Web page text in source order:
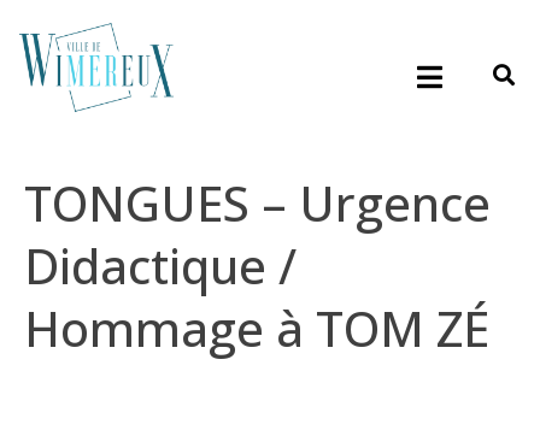
TONGUES – Urgence
Didactique /
Hommage à TOM ZÉ